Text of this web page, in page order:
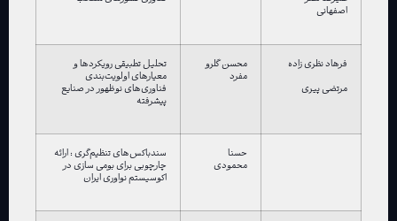
اصفهانی
فرهاد نظری زاده
مرتضی پیری
محسن گلرو
مفرد
تحلیل تطبیقی رویکردها و
معیارهای اولویت‌بندی
فناوری‌های نوظهور در ‏صنایع
پیشرفته
حسنا
محمودی
سندباکس‌های تنظیم‌گری : ارائه
چارچوبی برای بومی سازی در
اکوسیستم نواوری ایران